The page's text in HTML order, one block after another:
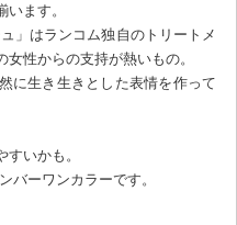
ます。
」はランコム独自のトリートメ
性からの支持が熱いもの。
に生き生きとした表情を作って
いかも。
バーワンカラーです。